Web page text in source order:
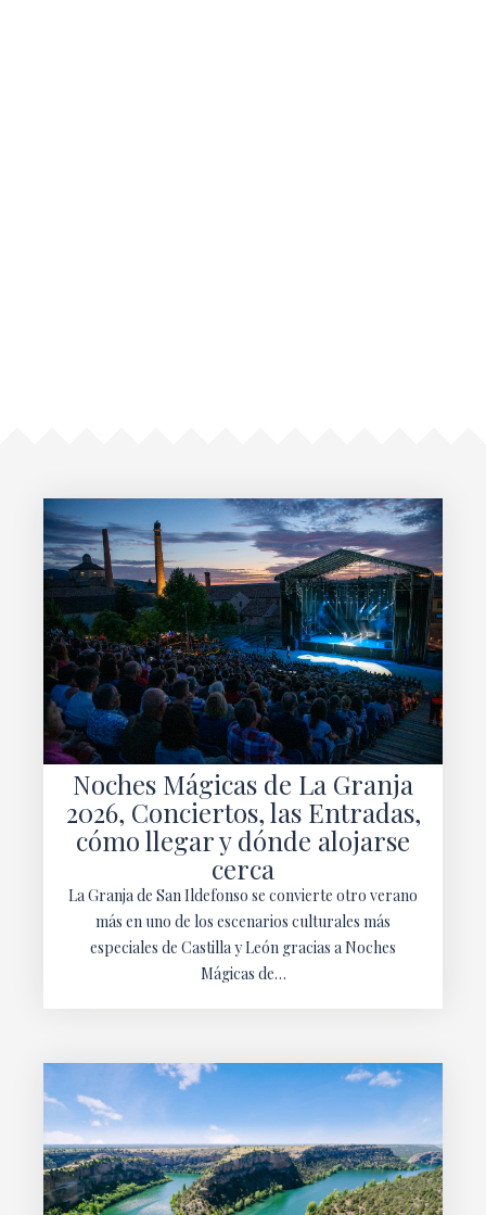
Noches Mágicas de La Granja
2026, Conciertos, las Entradas,
cómo llegar y dónde alojarse
cerca
La Granja de San Ildefonso se convierte otro verano
más en uno de los escenarios culturales más
especiales de Castilla y León gracias a Noches
Mágicas de…